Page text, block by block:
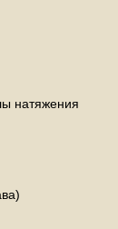
натяжения